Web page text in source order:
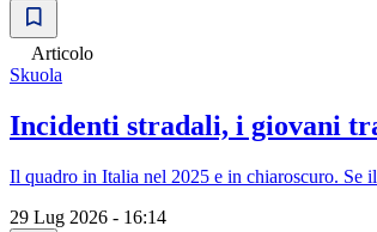
Articolo
Skuola
Incidenti stradali, i giovani
Il quadro in Italia nel 2025 e in chiaroscuro. Se
29 Lug 2026 - 16:14